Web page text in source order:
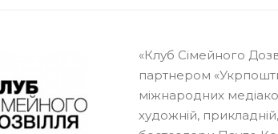
«Клуб Сімейного
партнером
міжнародних
художній,